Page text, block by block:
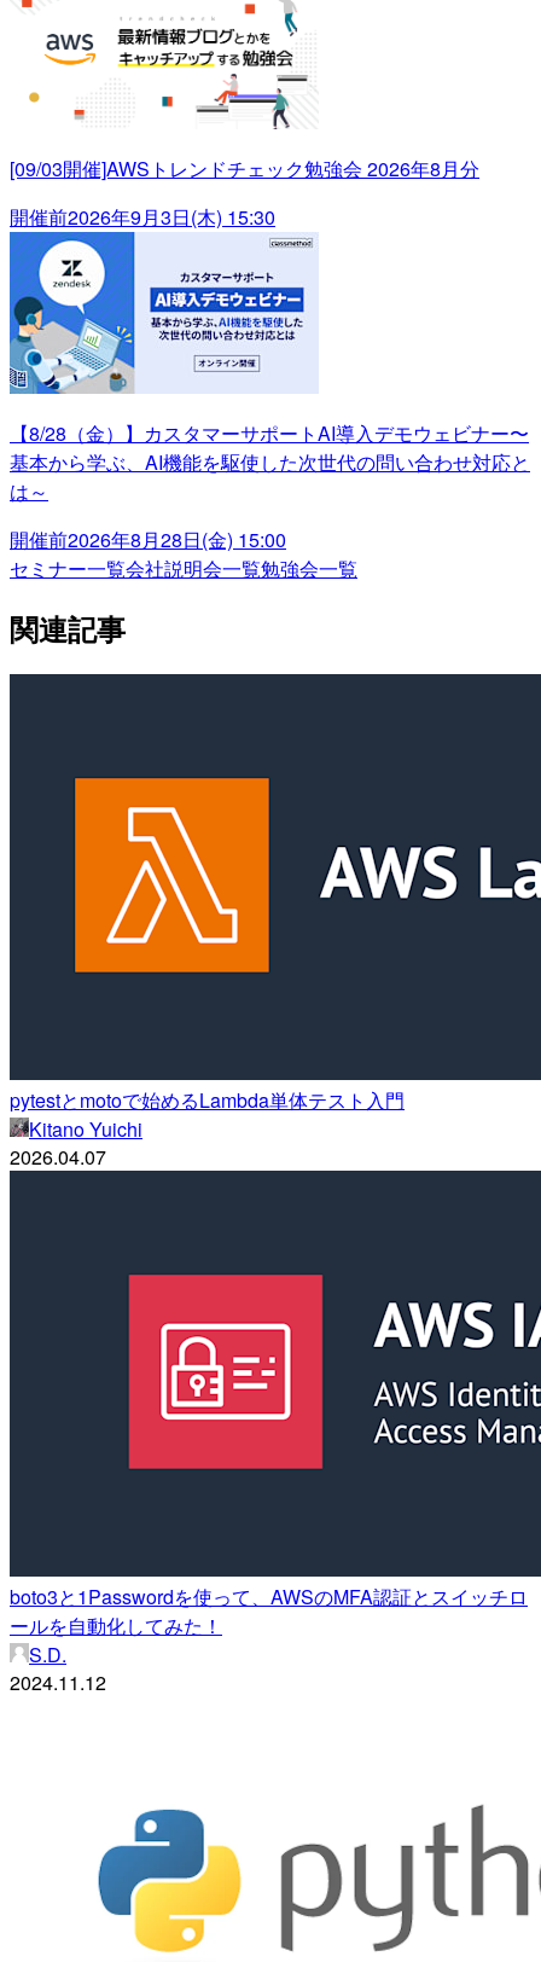
[09/03開催]AWSトレンドチェック勉強会 2026年8月分
開催前2026年9月3日(木) 15:30
【8/28（金）】カスタマーサポートAI導入デモウェビナー〜
基本から学ぶ、AI機能を駆使した次世代の問い合わせ対応と
は～
開催前2026年8月28日(金) 15:00
セミナー一覧会社説明会一覧勉強会一覧
関連記事
pytestとmotoで始めるLambda単体テスト入門
Kitano Yuichi
2026.04.07
boto3と1Passwordを使って、AWSのMFA認証とスイッチロ
ールを自動化してみた！
S.D.
2024.11.12